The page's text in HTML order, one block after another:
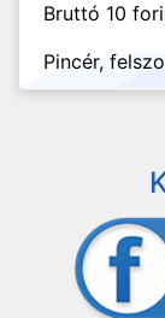
Bruttó 10
Pincér,